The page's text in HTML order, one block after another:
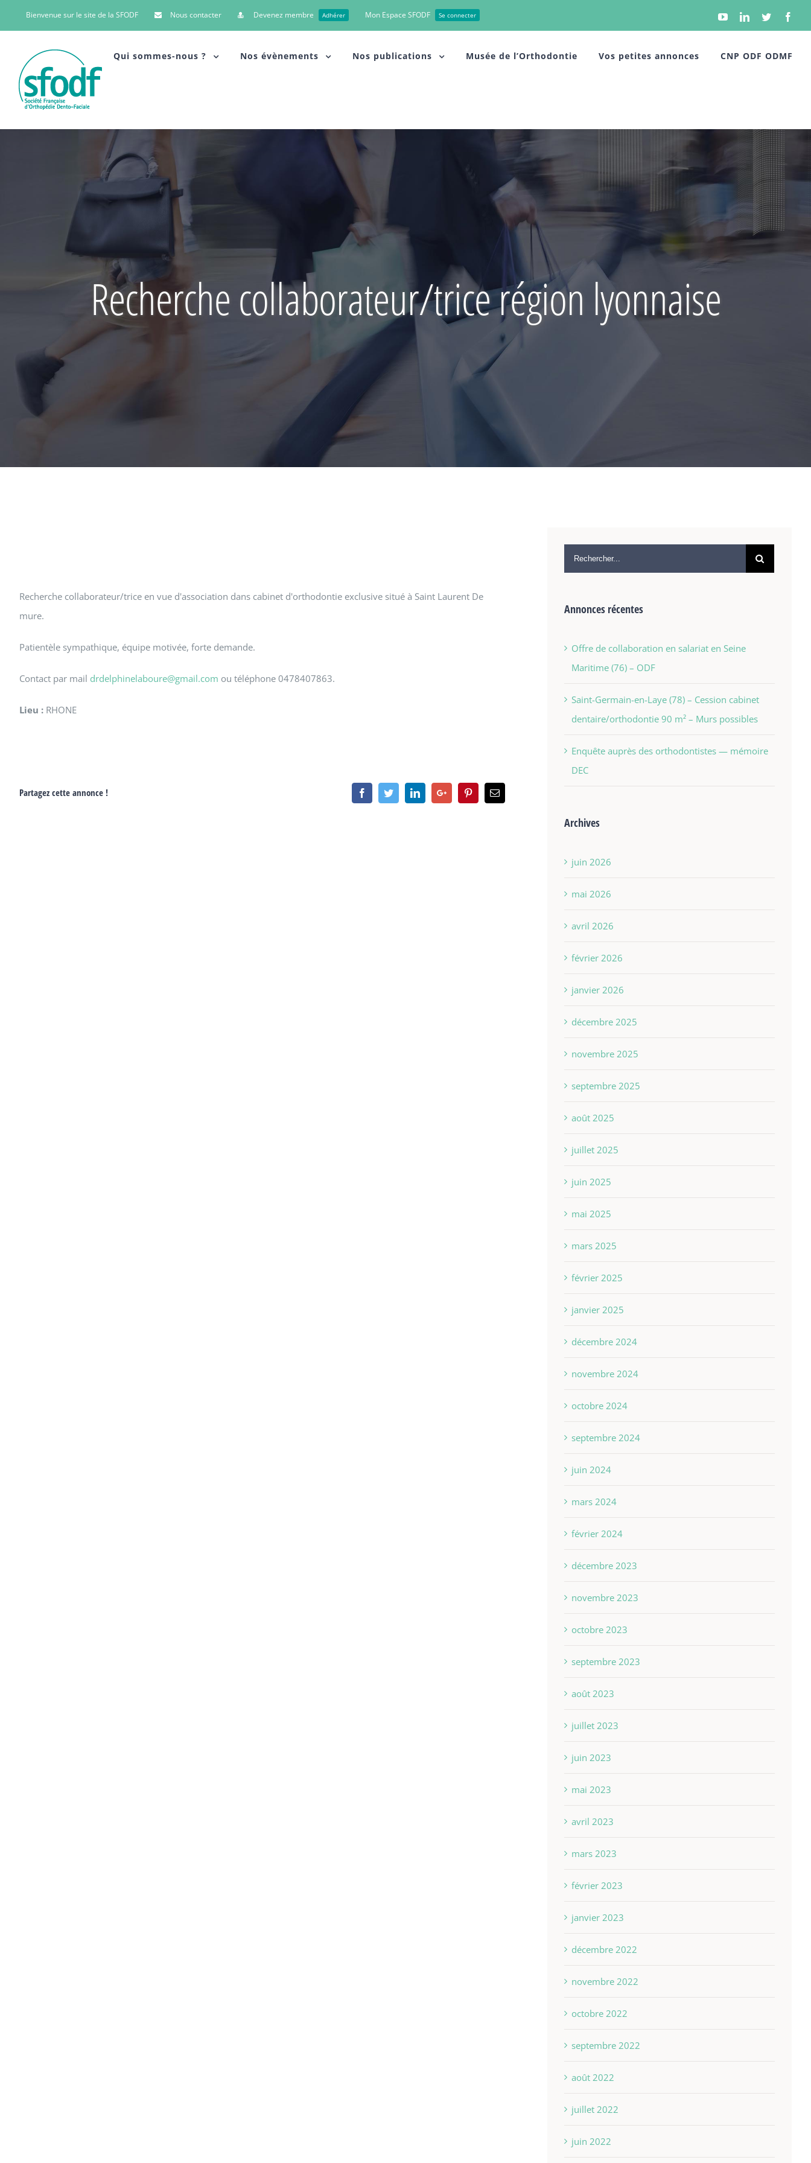
Bienvenue sur le site de la SFODF Nous contacter Devenez membre Adhérer Mon Espace SFODF Se connecter YouTubeLinkedinTwitter
Qui sommes-nous ? Nos évènements Nos publications Musée de l’Orthodontie Vos petites annonces CNP ODF ODMF
Recherche collaborateur/trice région lyonnaise
Recherche collaborateur/trice en vue d'association dans cabinet d'orthodontie exclusive situé à Saint Laurent De
mure.
Patientèle sympathique, équipe motivée, forte demande.
Contact par mail drdelphinelaboure@gmail.com ou téléphone 0478407863.
Lieu : RHONE
Partagez cette annonce !
Annonces récentes
Offre de collaboration en salariat en Seine
Maritime (76) – ODF
Saint-Germain-en-Laye (78) – Cession cabinet
dentaire/orthodontie 90 m² – Murs possibles
Enquête auprès des orthodontistes — mémoire
DEC
Archives
juin 2026
mai 2026
avril 2026
février 2026
janvier 2026
décembre 2025
novembre 2025
septembre 2025
août 2025
juillet 2025
juin 2025
mai 2025
mars 2025
février 2025
janvier 2025
décembre 2024
novembre 2024
octobre 2024
septembre 2024
juin 2024
mars 2024
février 2024
décembre 2023
novembre 2023
octobre 2023
septembre 2023
août 2023
juillet 2023
juin 2023
mai 2023
avril 2023
mars 2023
février 2023
janvier 2023
décembre 2022
novembre 2022
octobre 2022
septembre 2022
août 2022
juillet 2022
juin 2022